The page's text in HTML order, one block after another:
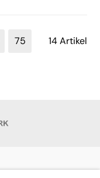
14 Artikel
75